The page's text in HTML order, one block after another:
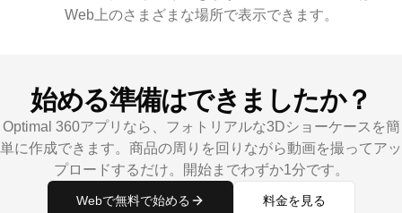
Web上のさまざまな場所で表示できます。
始める準備はできましたか？
Optimal 360アプリなら、フォトリアルな3Dショーケースを簡
単に作成できます。商品の周りを回りながら動画を撮ってアッ
プロードするだけ。開始までわずか1分です。
Webで無料で始める 料金を見る